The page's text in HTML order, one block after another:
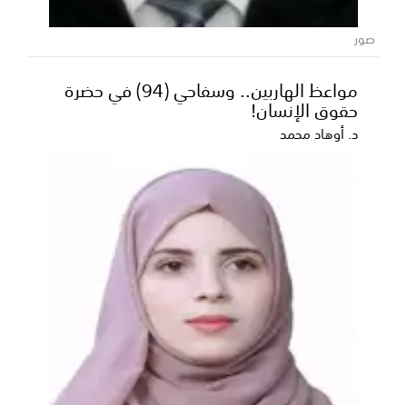
صور
مواعظ الهاربين.. وسفاحي (94) في حضرة
حقوق الإنسان!
د. أوهاد محمد